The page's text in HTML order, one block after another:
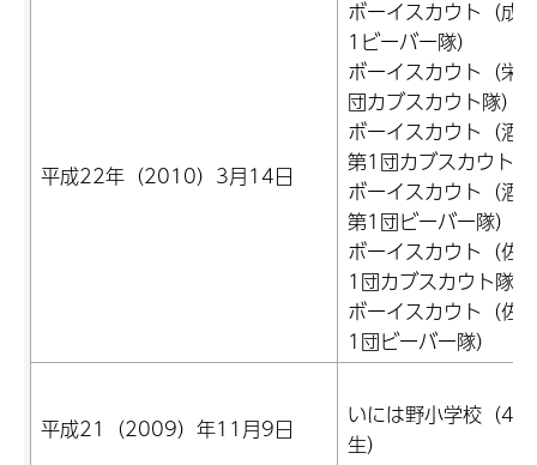
平成22年（2010）3月14日
ボーイスカウト（成
1ビーバー隊）
ボーイスカウト（栄
団カブスカウト隊）
ボーイスカウト（酒
第1団カブスカウト
ボーイスカウト（酒
第1団ビーバー隊）
ボーイスカウト（佐
1団カブスカウト隊）
ボーイスカウト（佐
1団ビーバー隊）
平成21（2009）年11月9日
いには野小学校（4年
生）